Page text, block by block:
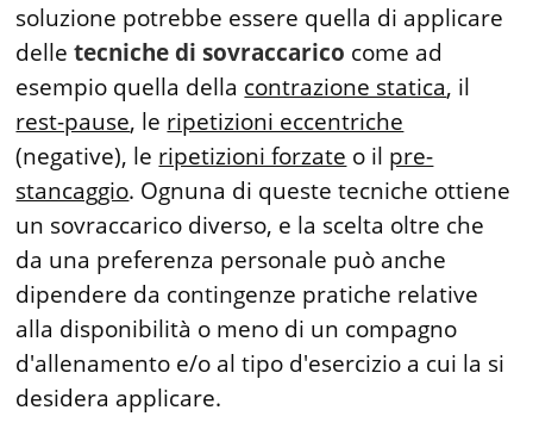
soluzione potrebbe essere quella di applicare
delletecniche di sovraccarico come ad
esempio quella della contrazione statica, il
rest-pause, le ripetizioni eccentriche
(negative), le ripetizioni forzate o il pre-
stancaggio. Ognuna di queste tecniche ottiene
un sovraccarico diverso, e la scelta oltre che
da una preferenza personale può anche
dipendere da contingenze pratiche relative
alla disponibilità o meno di un compagno
d'allenamento e/o al tipo d'esercizio a cui la si
desidera applicare.